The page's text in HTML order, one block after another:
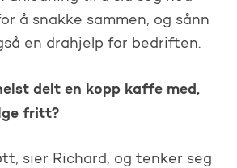
å snakke sammen, og sånn
en drahjelp for bedriften.
delt en kopp kaffe med,
fritt?
sier Richard, og tenker seg